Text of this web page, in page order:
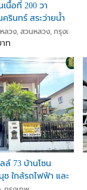
นื้อที่ 200 วา
รินทร์ สระว่ายน้ำ
วง, สวนหลวง, กรุงเทพ
าท
ล์ 73 บ้านโซน
ใกล้รถไฟฟ้า และ